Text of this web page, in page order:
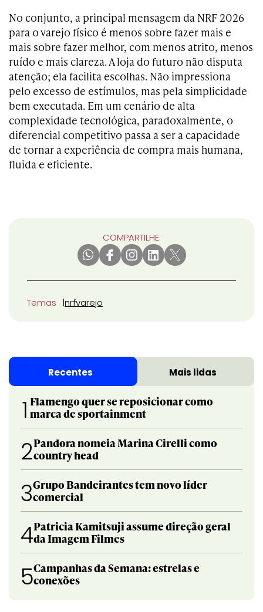
No conjunto, a principal mensagem da NRF 2026
para o varejo físico é menos sobre fazer mais e
mais sobre fazer melhor, com menos atrito, menos
ruído e mais clareza. A loja do futuro não disputa
atenção; ela facilita escolhas. Não impressiona
pelo excesso de estímulos, mas pela simplicidade
bem executada. Em um cenário de alta
complexidade tecnológica, paradoxalmente, o
diferencial competitivo passa a ser a capacidade
de tornar a experiência de compra mais humana,
fluida e eficiente.
COMPARTILHE:
Temas nrfvarejo
Recentes Mais lidas
1 Flamengo quer se reposicionar como
marca de sportainment
2Pandora nomeia Marina Cirelli como
country head
3Grupo Bandeirantes tem novo líder
comercial
4Patricia Kamitsuji assume direção geral
da Imagem Filmes
5Campanhas da Semana: estrelas e
conexões